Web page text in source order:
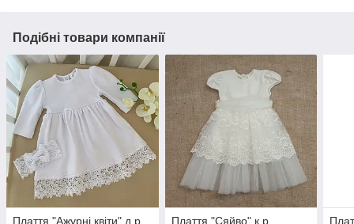
Подібні товари компанії
Плаття "Ажурні квіти" д.р.
Плаття "Сяйво" к.р.